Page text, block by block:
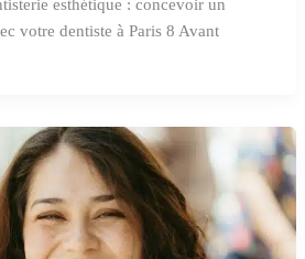
esthétique : concevoir un
votre dentiste à Paris 8 Avant